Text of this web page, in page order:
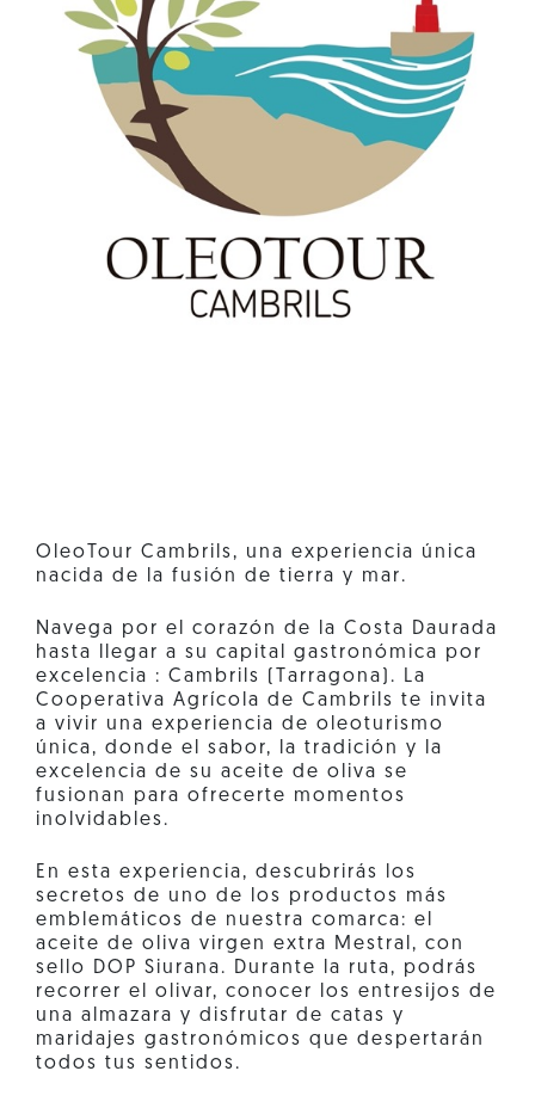
OleoTour Cambrils, una experiencia única
nacida de la fusión de tierra y mar.
Navega por el corazón de la Costa Daurada
hasta llegar a su capital gastronómica por
excelencia : Cambrils (Tarragona). La
Cooperativa Agrícola de Cambrils te invita
a vivir una experiencia de oleoturismo
única, donde el sabor, la tradición y la
excelencia de su aceite de oliva se
fusionan para ofrecerte momentos
inolvidables.
En esta experiencia, descubrirás los
secretos de uno de los productos más
emblemáticos de nuestra comarca: el
aceite de oliva virgen extra Mestral, con
sello DOP Siurana. Durante la ruta, podrás
recorrer el olivar, conocer los entresijos de
una almazara y disfrutar de catas y
maridajes gastronómicos que despertarán
todos tus sentidos.